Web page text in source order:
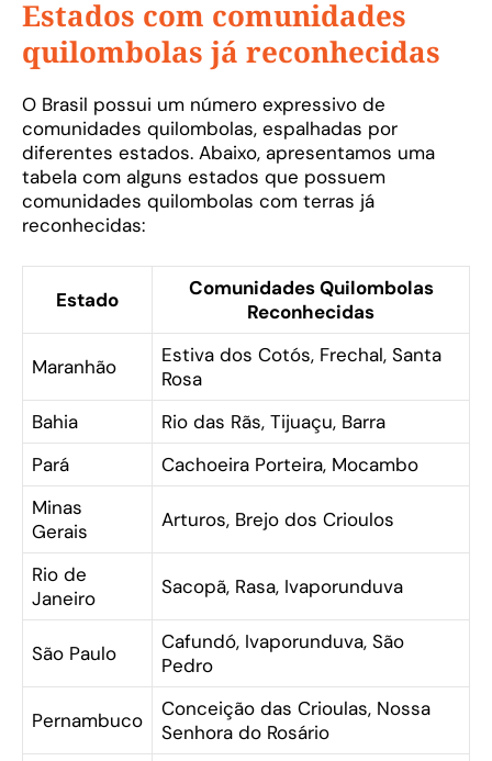
Estados com comunidades
quilombolas já reconhecidas
O Brasil possui um número expressivo de
comunidades quilombolas, espalhadas por
diferentes estados. Abaixo, apresentamos uma
tabela com alguns estados que possuem
comunidades quilombolas com terras já
reconhecidas:
Estado
Comunidades Quilombolas
Reconhecidas
Maranhão
Estiva dos Cotós, Frechal, Santa
Rosa
Bahia
Rio das Rãs, Tijuaçu, Barra
Pará
Cachoeira Porteira, Mocambo
Minas
Gerais
Arturos, Brejo dos Crioulos
Rio de
Janeiro
Sacopã, Rasa, Ivaporunduva
São Paulo
Cafundó, Ivaporunduva, São
Pedro
Pernambuco
Conceição das Crioulas, Nossa
Senhora do Rosário